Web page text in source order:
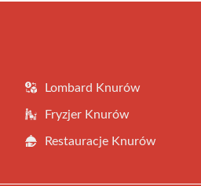
Lombard Knurów
Fryzjer Knurów
Restauracje Knurów